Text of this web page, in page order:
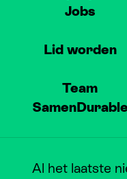
Jobs
Lid worden
Team
SamenDurable
Al het laatste